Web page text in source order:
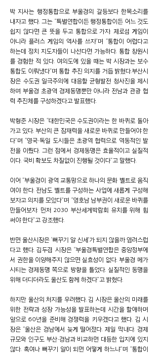
박 지사는 행정통합으로 부울경의 갈등보다 한목소리를
내자고 했다. 그는 “특별연합이든 행정통합이든 어느 것도
쉽지 않다면 큰 뜻을 두고 통합으로 가자. 제로섬 게임이
아니라 플러스 게임의 역사를 쓰자”며 “통합이 어렵다고
하는데 정치 지도자들이 나선다면 가능하다. 통합 창원시
를 경험한 적 있다. 여의도에 있을 때는 박 시장과는 보수
통합도 이뤄냈다”며 통합 추진 의지를 거듭 밝혔다.부산시
장은 수도권 일극주의에 대응할 균형발전 청사진을 제시
하며 부울경 초광역 경제동맹뿐만 아니라 전남과 관광 협
력 추진체를 구성하겠다고 발표했다.
박형준 시장은 “대한민국은 수도권이라는 한 바퀴로 돌아
가고 있다. 부산의 큰 잠재력을 새로운 바퀴로 만들어야 한
다”며 “영국·독일 도시들은 초광역 협력으로 역동적인 발
전을 이뤘다. 그런 점에서 경제동맹은 효율적이고 실질적
이다. 국비 확보도 차질없이 진행될 것이다”고 말했다.
이어 “부울경이 광역 교통망으로 하나의 문화 벨트로 움직
여야 한다. 전남도 벨트를 구성하는 사업에 새롭게 구성해
보자고 의지를 모았다”며 “영호남 남부권이 새로운 바퀴를
만들어보자. 먼저 2030 부산세계박람회 유치를 위해 힘
써야 한다”고 강조했다.
반면 울산시장은 ‘뻐꾸기 알 신세’가 되지 않을까 염려스럽
다고 했다. 김두겸 시장은 “부울경특별연합은 중앙정부에
서 권한을 이양해주지 않으면 실효성이 없다. 부울경 메가
시티는 경제동맹 쪽으로 방향을 틀었다. 실질적인 동맹을
위해 더디더라도 울산도 함께 하겠다”고 밝혔다.
하지만 울산의 처지를 우려했다. 김 시장은 울산의 미래를
위한 전략과 성장 가능성을 발표하는데 시간을 할애하며
앞으로 60년을 준비해 경쟁력을 키우겠다고 했다. 김 시
장은 “울산은 경남에서 늦게 떨어졌다. 제일 막내다. 경제
규모와 인구도 부산·경남과 비교하면 대등한 입지에 있지
않다. 혹여나 뻐꾸기 알이 되면 어떻게 하느냐”며 “통합이